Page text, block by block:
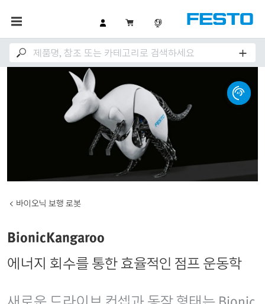
바이오닉 보행 로봇
BionicKangaroo
에너지 회수를 통한 효율적인 점프 운동학